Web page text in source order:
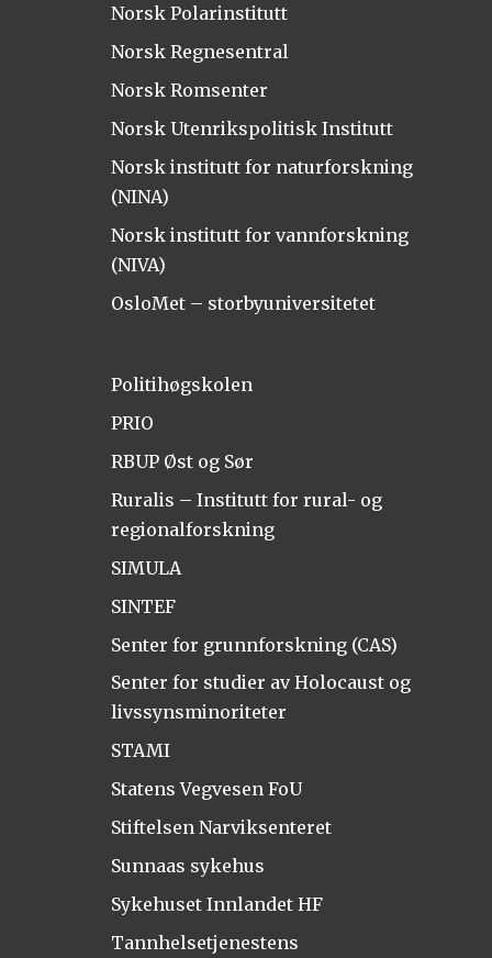
Norsk Polarinstitutt
Norsk Regnesentral
Norsk Romsenter
Norsk Utenrikspolitisk Institutt
Norsk institutt for naturforskning
(NINA)
Norsk institutt for vannforskning
(NIVA)
OsloMet – storbyuniversitetet
Politihøgskolen
PRIO
RBUP Øst og Sør
Ruralis – Institutt for rural- og
regionalforskning
SIMULA
SINTEF
Senter for grunnforskning (CAS)
Senter for studier av Holocaust og
livssynsminoriteter
STAMI
Statens Vegvesen FoU
Stiftelsen Narviksenteret
Sunnaas sykehus
Sykehuset Innlandet HF
Tannhelsetjenestens